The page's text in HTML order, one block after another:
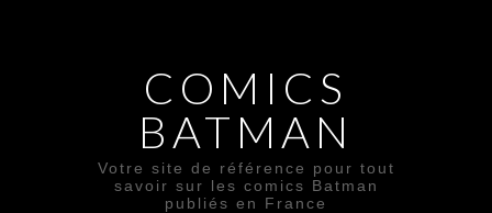
COMICS
BATMAN
Votre site de référence pour tout
savoir sur les comics Batman
publiés en France